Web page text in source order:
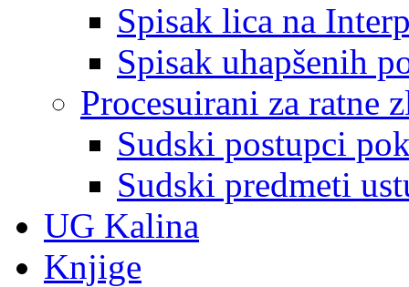
Spisak lica na
Spisak uhapšenih
Procesuirani za ratne
Sudski postupci
Sudski predmeti
UG Kalina
Knjige